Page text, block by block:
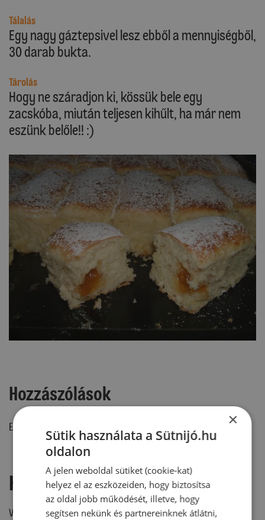
Tálalás
Egy nagy gáztepsivel lesz ebből a mennyiségből,
30 darab bukta.
Tárolás
Hogy ne száradjon ki, kössük bele egy
zacskóba, miután teljesen kihűlt, ha már nem
eszünk belőle!! :)
Hozzászólások
Ehhez a recepthez még nem érkezett hozzászólás.
Hozzászólás írása
Vélemény írásához, kérjük,jelentkezz be!
×
Sütik használata a Sütnijó.hu
oldalon
A jelen weboldal sütiket (cookie-kat)
helyez el az eszközeiden, hogy biztosítsa
az oldal jobb működését, illetve, hogy
segítsen nekünk és partnereinknek átlátni,